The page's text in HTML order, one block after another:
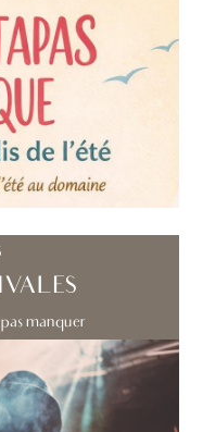
manquer